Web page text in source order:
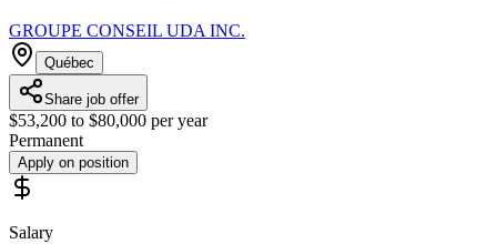
GROUPE CONSEIL UDA INC.
Québec
Share job offer
$53,200 to $80,000 per year
Permanent
Apply on position
Salary